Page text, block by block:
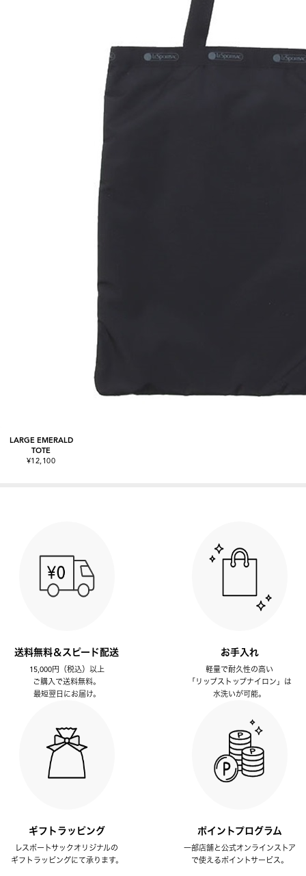
LARGE EMERALD
TOTE
¥12,100
送料無料＆スピード配送
15,000円（税込）以上
ご購入で送料無料。
最短翌日にお届け。
お手入れ
軽量で耐久性の高い
「リップストップナイロン」は
水洗いが可能。
ギフトラッピング
レスポートサックオリジナルの
ギフトラッピングにて承ります。
ポイントプログラム
一部店舗と公式オンラインストア
で使えるポイントサービス。